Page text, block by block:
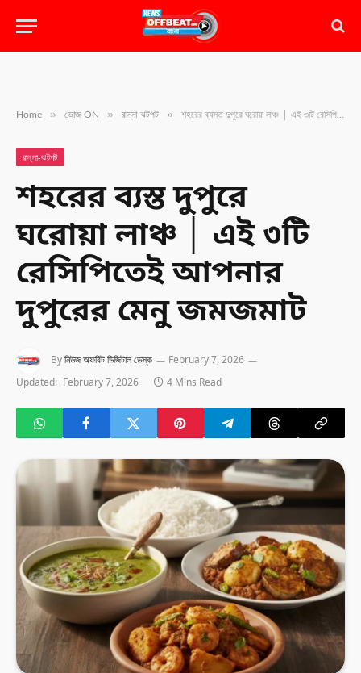
Home » ভোজ-ON » রান্না-ঝটপট » শহরের ব্যস্ত দুপুরে ঘরোয়া লাঞ্চ │ এই ৩টি রেসিপিতেই আপনার দুপুরের মেনু জমজমাট
রান্না-ঝটপট
শহরের ব্যস্ত দুপুরে
ঘরোয়া লাঞ্চ │ এই ৩টি
রেসিপিতেই আপনার
দুপুরের মেনু জমজমাট
Byনিউজ অফবিট ডিজিটাল ডেস্ক
February 7, 2026
Updated: February 7, 2026 4 Mins Read